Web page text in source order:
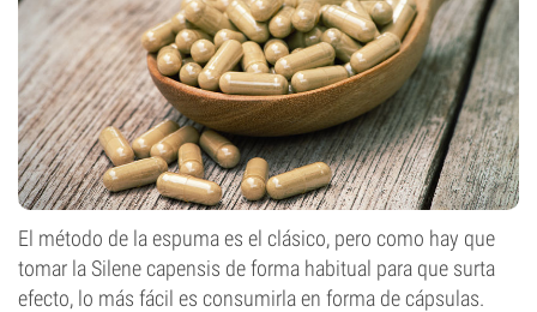
El método de la espuma es el clásico, pero como hay que
tomar la Silene capensis de forma habitual para que surta
efecto, lo más fácil es consumirla en forma de cápsulas.